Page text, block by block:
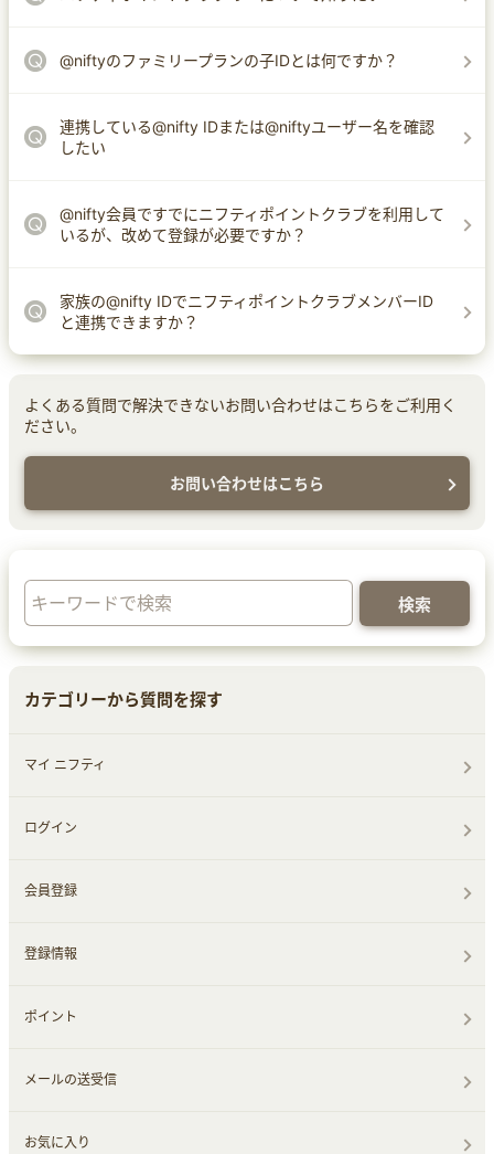
@niftyのファミリープランの子IDとは何ですか？
連携している@nifty IDまたは@niftyユーザー名を確認
したい
@nifty会員ですでにニフティポイントクラブを利用して
いるが、改めて登録が必要ですか？
家族の@nifty IDでニフティポイントクラブメンバーID
と連携できますか？
よくある質問で解決できないお問い合わせはこちらをご利用く
ださい。
お問い合わせはこちら
カテゴリーから質問を探す
マイ ニフティ
ログイン
会員登録
登録情報
ポイント
メールの送受信
お気に入り